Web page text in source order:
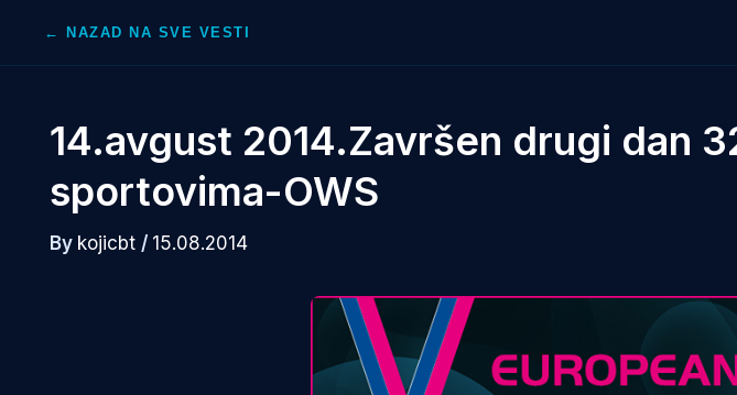
← NAZAD NA SVE VESTI
14.avgust 2014.Završen drugi dan
sportovima-OWS
By kojicbt / 15.08.2014